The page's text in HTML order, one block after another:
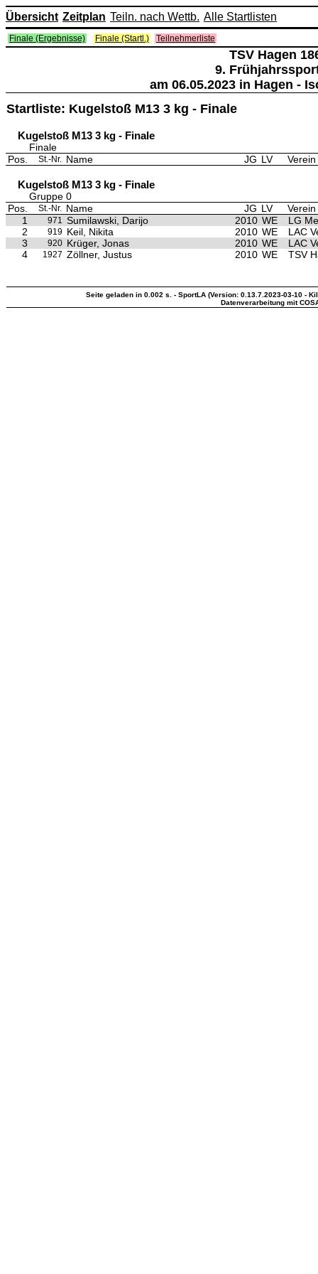
Übersicht Zeitplan Teiln. nach Wettb. Alle Startlisten
Finale (Ergebnisse) Finale (Startl.) Teilnehmerliste
TSV Hagen
9.
am 06.05.2023 in Hagen -
Startliste: Kugelstoß M13 3 kg - Finale
Kugelstoß M13 3 kg - Finale
Finale
Pos.
St.-Nr. Name JG LV Verein
Kugelstoß M13 3 kg - Finale
Gruppe 0
Pos.
St.-Nr. Name JG LV
Verein
1
971 Sumilawski, Darijo 2010 WE
LG
2
919 Keil, Nikita 2010 WE
LAC
3
920 Krüger, Jonas 2010 WE
LAC
4
1927 Zöllner, Justus 2010 WE TSV
Seite geladen in 0.002 s. - SportLA (Version: 0.13.7.2023-03-10 -
Datenverarbeitung mit